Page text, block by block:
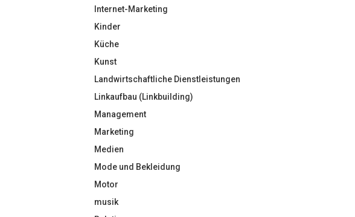
Internet-Marketing
Kinder
Küche
Kunst
Landwirtschaftliche Dienstleistungen
Linkaufbau (Linkbuilding)
Management
Marketing
Medien
Mode und Bekleidung
Motor
musik